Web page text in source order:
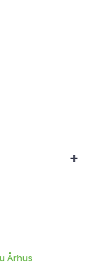
+
Århus